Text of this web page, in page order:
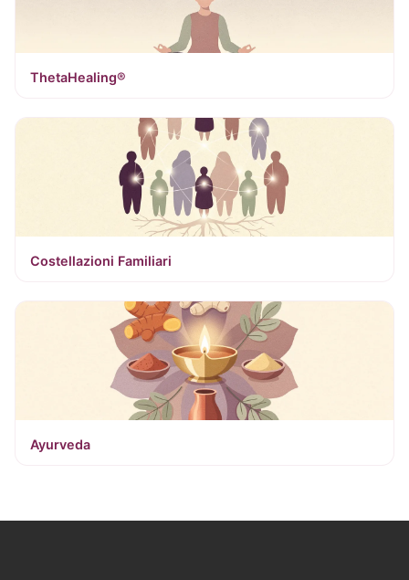
ThetaHealing®
Costellazioni Familiari
Ayurveda